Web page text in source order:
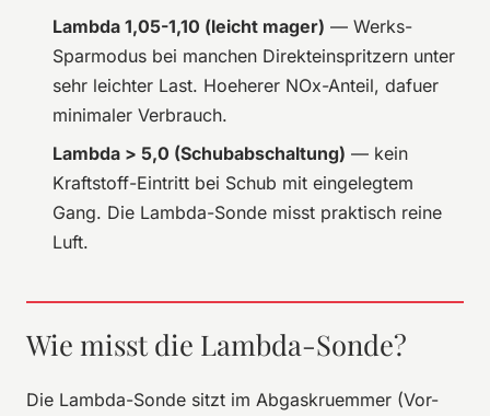
Lambda 1,05-1,10 (leicht mager) — Werks-
Sparmodus bei manchen Direkteinspritzern unter
sehr leichter Last. Hoeherer NOx-Anteil, dafuer
minimaler Verbrauch.
Lambda > 5,0 (Schubabschaltung) — kein
Kraftstoff-Eintritt bei Schub mit eingelegtem
Gang. Die Lambda-Sonde misst praktisch reine
Luft.
Wie misst die Lambda-Sonde?
Die Lambda-Sonde sitzt im Abgaskruemmer (Vor-